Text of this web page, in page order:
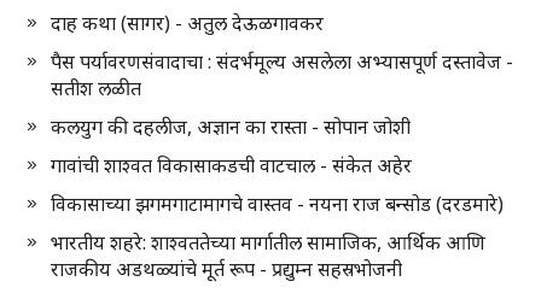
दाह कथा (सागर) - अतुल देऊळगावकर
पैस पर्यावरणसंवादाचा : संदर्भमूल्य असलेला अभ्यासपूर्ण दस्तावेज -
सतीश लळीत
कलयुग की दहलीज, अज्ञान का रास्ता - सोपान जोशी
गावांची शाश्वत विकासाकडची वाटचाल - संकेत अहेर
विकासाच्या झगमगाटामागचे वास्तव - नयना राज बन्सोड (दरडमारे)
भारतीय शहरे: शाश्वततेच्या मार्गातील सामाजिक, आर्थिक आणि
राजकीय अडथळ्यांचे मूर्त रूप - प्रद्युम्न सहस्रभोजनी